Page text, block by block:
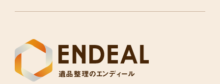
遺品整理のエンディール